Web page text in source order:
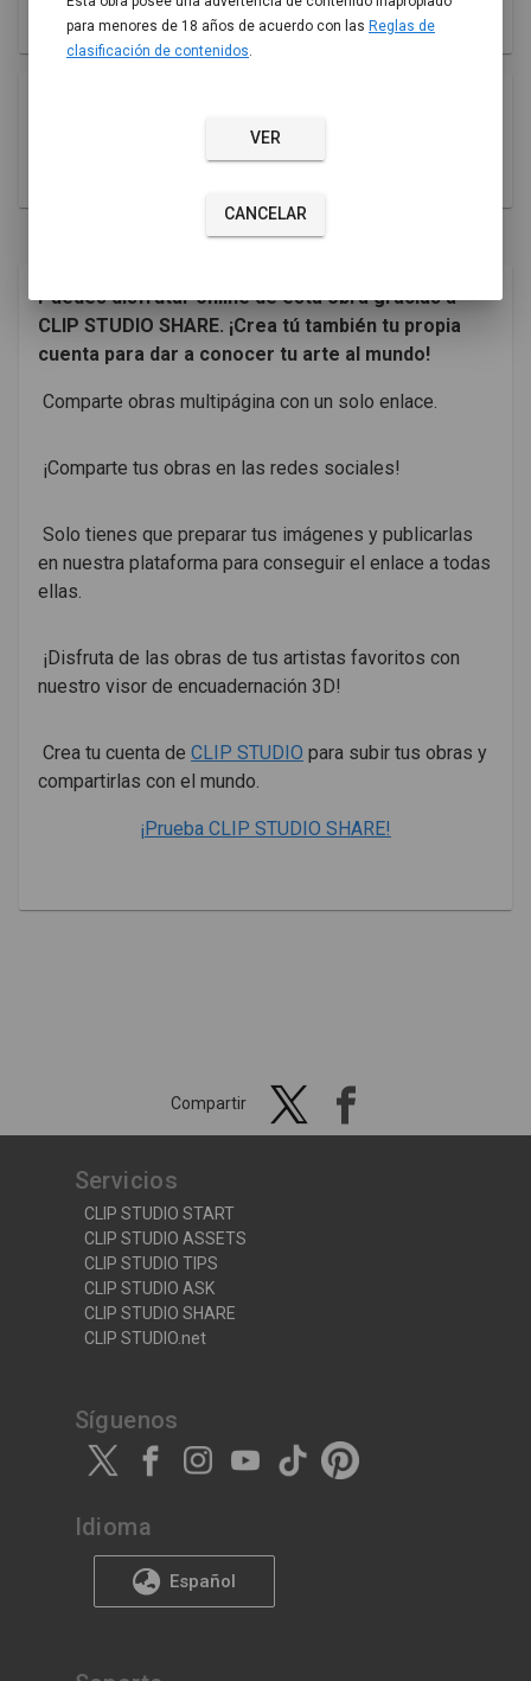
para menores de 18 años de acuerdo con las Reglas de
clasificación de contenidos
VER
CANCELAR
Puedes disfrutar online de esta obra gracias a
CLIP STUDIO SHARE. ¡Crea tú también tu propia
cuenta para dar a conocer tu arte al mundo!
Comparte obras multipágina con un solo enlace.
¡Comparte tus obras en las redes sociales!
Solo tienes que preparar tus imágenes y publicarlas
en nuestra plataforma para conseguir el enlace a todas
ellas.
¡Disfruta de las obras de tus artistas favoritos con
nuestro visor de encuadernación 3D!
Crea tu cuenta de CLIP STUDIO para subir tus obras y
compartirlas con el mundo.
¡Prueba CLIP STUDIO SHARE!
Compartir
Servicios
CLIP STUDIO START
CLIP STUDIO ASSETS
CLIP STUDIO TIPS
CLIP STUDIO ASK
CLIP STUDIO SHARE
CLIP STUDIO.net
Síguenos
Idioma
Español